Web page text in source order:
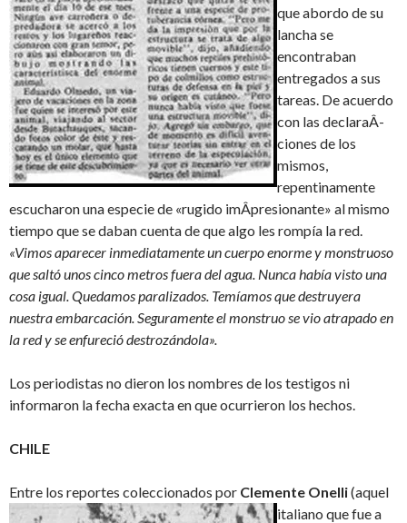
que abordo de su
lancha se
encontraban
entregados a sus
tareas. De acuerdo
con las declaraÂ­
ciones de los
mismos,
repentinamente
escucharon una especie de «rugido imÂ­presionante» al mismo
tiempo que se daban cuenta de que algo les rompía la red.
«Vimos aparecer inmediatamente un cuerpo enorme y monstruoso
que saltó unos cinco metros fuera del agua. Nunca había visto una
cosa igual. Quedamos paralizados. Temíamos que destruyera
nuestra embarcación. Seguramente el monstruo se vio atrapado en
la red y se enfureció destrozándola».
Los periodistas no dieron los nombres de los testigos ni
informaron la fecha exacta en que ocurrieron los hechos.
CHILE
Entre los reportes coleccionados por Clemente Onelli(aquel
italiano que fue a